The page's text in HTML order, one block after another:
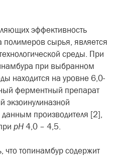
эффективность
полимеров сырья, является
среды. При
при выбранном
находится на уровне 6,0-
ферментный препарат
экзоинулиназной
данным производителя [2],
рН4,0 – 4,5.
что топинамбур содержит